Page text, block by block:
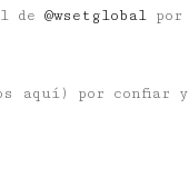
de @wsetglobal por
aquí) por confiar y